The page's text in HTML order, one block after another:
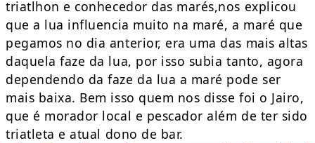
triatlhon e conhecedor das marés,nos explicou
que a lua influencia muito na maré, a maré que
pegamos no dia anterior, era uma das mais altas
daquela faze da lua, por isso subia tanto, agora
dependendo da faze da lua a maré pode ser
mais baixa. Bem isso quem nos disse foi o Jairo,
que é morador local e pescador além de ter sido
triatleta e atual dono de bar.